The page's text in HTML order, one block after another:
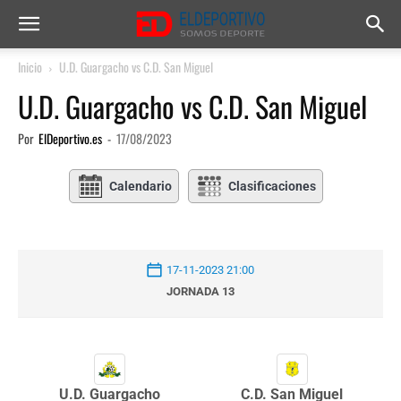
Inicio U.D. Guargacho vs C.D. San Miguel
U.D. Guargacho vs C.D. San Miguel
Por ElDeportivo.es - 17/08/2023
Calendario Clasificaciones
17-11-2023 21:00
JORNADA 13
U.D. Guargacho C.D. San Miguel